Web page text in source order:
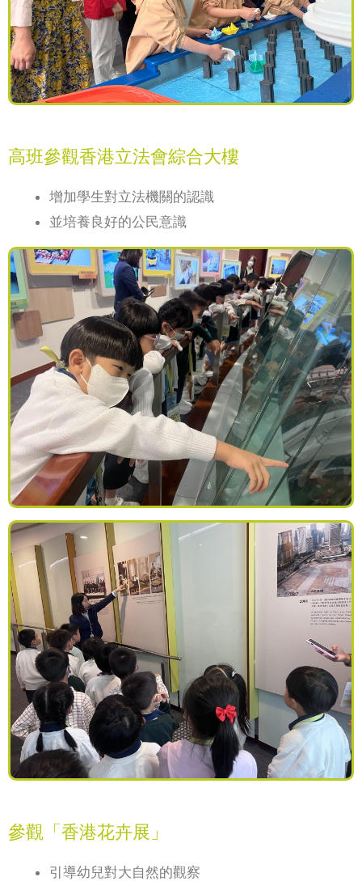
高班參觀香港立法會綜合大樓
增加學生對立法機關的認識
並培養良好的公民意識
參觀「香港花卉展」
引導幼兒對大自然的觀察